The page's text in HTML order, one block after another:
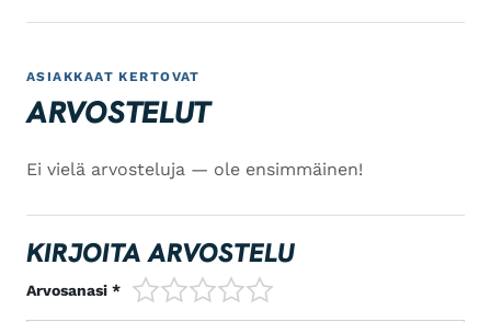
ASIAKKAAT KERTOVAT
ARVOSTELUT
Ei vielä arvosteluja — ole ensimmäinen!
KIRJOITA ARVOSTELU
Arvosanasi * 1/5 2/53/54/5